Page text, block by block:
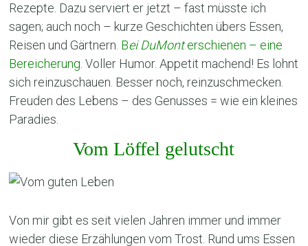
Rezepte. Dazu serviert er jetzt – fast müsste ich
sagen; auch noch – kurze Geschichten übers Essen,
Reisen und Gärtnern. Bei DuMonterschienen – eine
Bereicherung. Voller Humor. Appetit machend! Es lohnt
sich reinzuschauen. Besser noch, reinzuschmecken.
Freuden des Lebens – des Genusses = wie ein kleines
Paradies.
Vom Löffel gelutscht
Von mir gibt es seit vielen Jahren immer und immer
wieder diese Erzählungen vom Trost. Rund ums Essen